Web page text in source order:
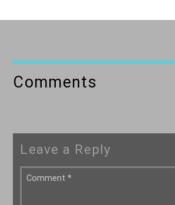
Comments
Leave a Reply